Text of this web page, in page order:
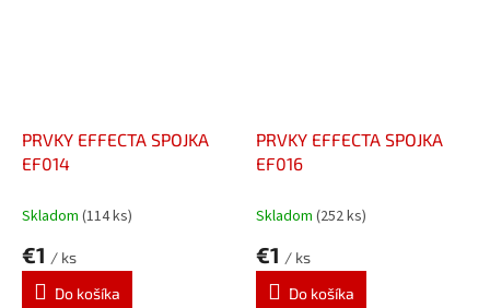
PRVKY EFFECTA SPOJKA
EF014
Skladom (114 ks)
€1 / ks
Do košíka
PRVKY EFFECTA SPOJKA
EF016
Skladom (252 ks)
€1 / ks
Do košíka